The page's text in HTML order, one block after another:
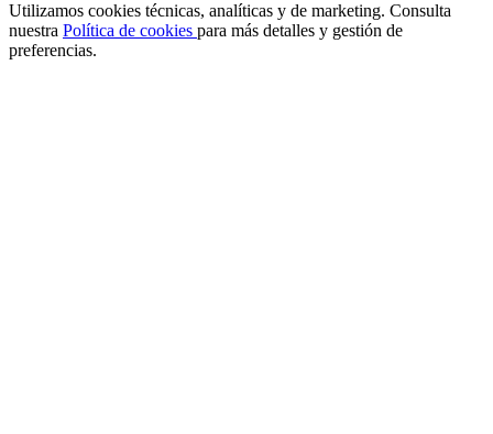
Utilizamos cookies técnicas, analíticas y de marketing. Consulta
nuestra Política de cookies para más detalles y gestión de
preferencias.